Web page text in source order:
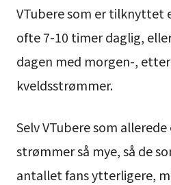
VTubere som er tilknyttet
ofte 7-10 timer daglig,
dagen med morgen-,
kveldsstrømmer.
Selv VTubere som
strømmer så mye, så de
antallet fans ytterligere,